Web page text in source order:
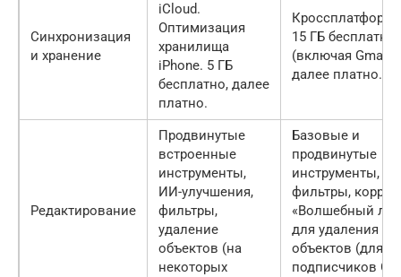
Синхронизация
и хранение
iCloud.
Оптимизация
хранилища
iPhone. 5 ГБ
бесплатно, далее
платно.
15 ГБ бесплатно
(включая Gmail/
далее платно.
Редактирование
Продвинутые
встроенные
инструменты,
ИИ-улучшения,
фильтры,
удаление
объектов (на
некоторых
Базовые и
продвинутые
инструменты,
фильтры,
«Волшебный
для удаления
объектов (для
подписчиков